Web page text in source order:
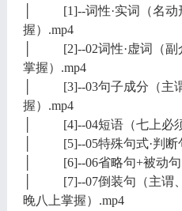
│ [1]--词性·实词（名动
握）.mp4
│ [2]--02词性·虚词（副
掌握）.mp4
│ [3]--03句子成分（主谓
握）.mp4
│ [4]--04短语（七上必须
│ [5]--05特殊句式·判断
│ [6]--06省略句+被动句
│ [7]--07倒装句（主谓、
晚八上掌握）.mp4